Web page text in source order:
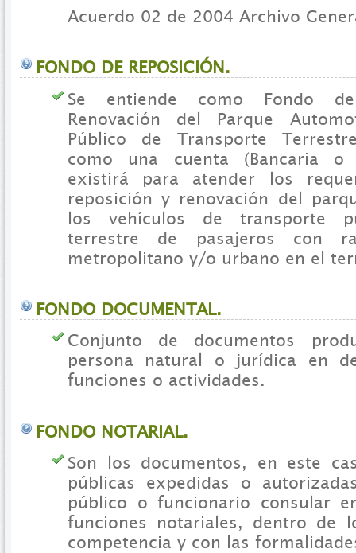
Acuerdo 02 de 2004 Archivo
FONDO DE REPOSICIÓN.
Se entiende como Fondo
Renovación del Parque
Público de Transporte
como una cuenta (Bancaria o
existirá para atender los
reposición y renovación del
los vehículos de transporte
terrestre de pasajeros con
metropolitano y/o urbano en el
FONDO DOCUMENTAL.
Conjunto de documentos
persona natural o jurídica en
funciones o actividades.
FONDO NOTARIAL.
Son los documentos, en este
públicas expedidas o
público o funcionario consular
funciones notariales, dentro de
competencia y con las